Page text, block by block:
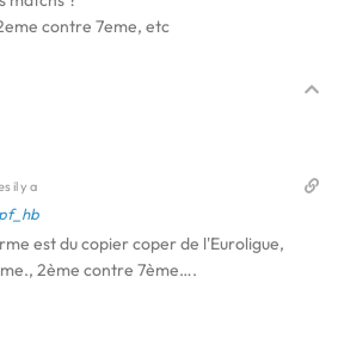
contre 7eme, etc
il y a
est du copier coper de l'Euroligue,
2ème contre 7ème….